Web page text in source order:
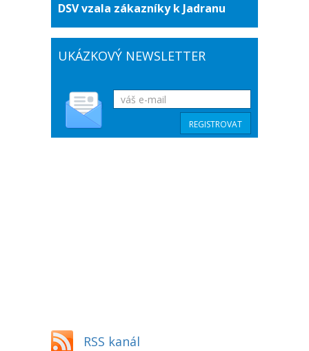
DSV vzala zákazníky k Jadranu
UKÁZKOVÝ NEWSLETTER
RSS kanál